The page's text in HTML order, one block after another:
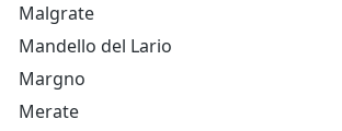
Malgrate
Mandello del Lario
Margno
Merate